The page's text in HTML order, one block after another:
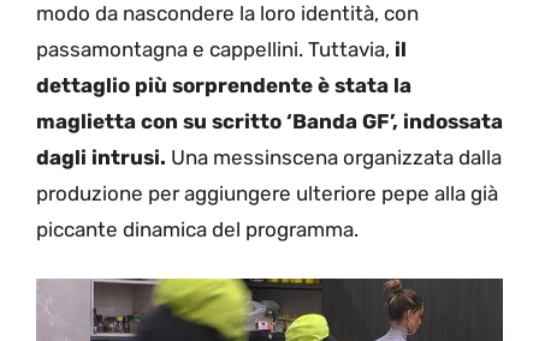
modo da nascondere la loro identità, con
passamontagna e cappellini. Tuttavia, il
dettaglio più sorprendente è stata la
maglietta con su scritto ‘Banda GF’, indossata
dagli intrusi. Una messinscena organizzata dalla
produzione per aggiungere ulteriore pepe alla già
piccante dinamica del programma.